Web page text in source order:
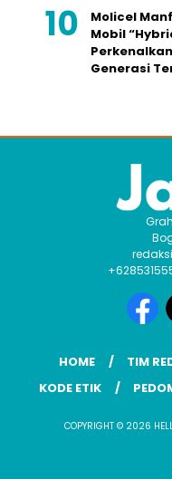
Molicel
Mobil
Generasi
HOME TIM
KODE ETIK
COPYRIGHT © 2026